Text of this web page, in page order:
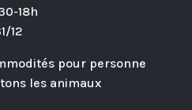
18h
12
pour personne
les animaux